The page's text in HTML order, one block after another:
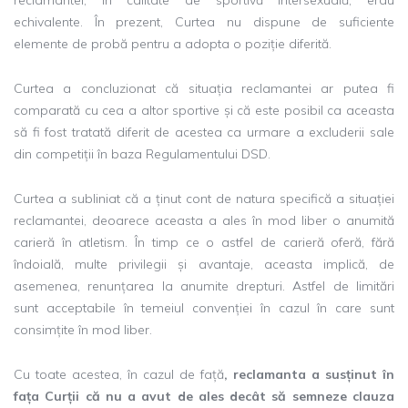
echivalente. În prezent, Curtea nu dispune de suficiente
elemente de probă pentru a adopta o poziție diferită.
Curtea a concluzionat că situația reclamantei ar putea fi
comparată cu cea a altor sportive și că este posibil ca aceasta
să fi fost tratată diferit de acestea ca urmare a excluderii sale
din competiții în baza Regulamentului DSD.
Curtea a subliniat că a ținut cont de natura specifică a situației
reclamantei, deoarece aceasta a ales în mod liber o anumită
carieră în atletism. În timp ce o astfel de carieră oferă, fără
îndoială, multe privilegii și avantaje, aceasta implică, de
asemenea, renunțarea la anumite drepturi. Astfel de limitări
sunt acceptabile în temeiul convenției în cazul în care sunt
consimțite în mod liber.
Cu toate acestea, în cazul de față, reclamanta a susținut în
fața Curții că nu a avut de ales decât să semneze clauza